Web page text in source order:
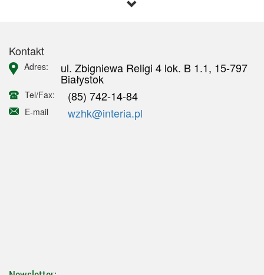
Kontakt
Adres: ul. Zbigniewa Religi 4 lok. B 1.1, 15-797
Białystok
Tel/Fax: (85) 742-14-84
E-mail wzhk@interia.pl